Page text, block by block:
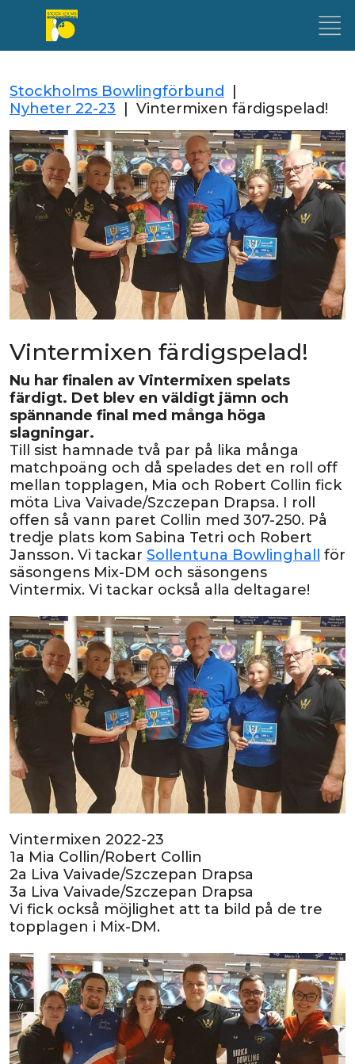
Stockholms Bowlingförbund
Nyheter 22-23
Vintermixen färdigspelad!
Vintermixen färdigspelad!
Nu har finalen av Vintermixen spelats
färdigt. Det blev en väldigt jämn och
spännande final med många höga
slagningar.
Till sist hamnade två par på lika många
matchpoäng och då spelades det en roll off
mellan topplagen, Mia och Robert Collin fick
möta Liva Vaivade/Szczepan Drapsa. I roll
offen så vann paret Collin med 307-250. På
tredje plats kom Sabina Tetri och Robert
Jansson. Vi tackar Sollentuna Bowlinghall för
säsongens Mix-DM och säsongens
Vintermix. Vi tackar också alla deltagare!
Vintermixen 2022-23
1a Mia Collin/Robert Collin
2a Liva Vaivade/Szczepan Drapsa
3a Liva Vaivade/Szczepan Drapsa
Vi fick också möjlighet att ta bild på de tre
topplagen i Mix-DM.